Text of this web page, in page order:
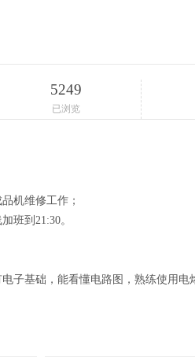
5249
已浏览
机维修工作；
班到21:30。
子基础，能看懂电路图，熟练使用电